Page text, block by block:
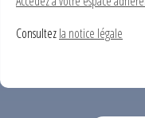
Consultezla notice légale